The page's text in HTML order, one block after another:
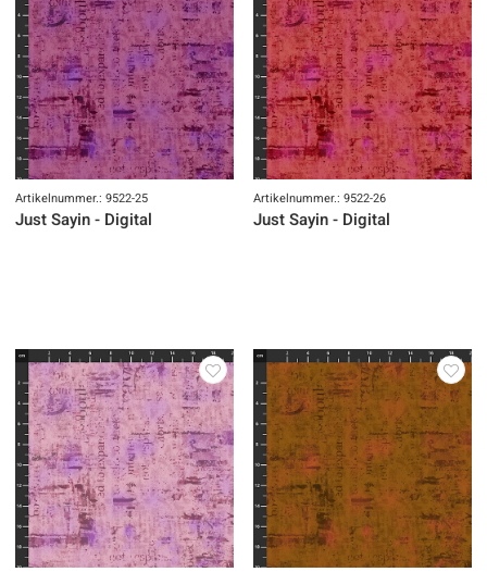
Artikelnummer.: 9522-25
Just Sayin - Digital
Artikelnummer.: 9522-26
Just Sayin - Digital